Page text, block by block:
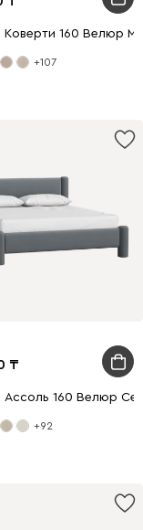
Коверти 160 Велюр
+107
Ассоль 160 Велюр
+92